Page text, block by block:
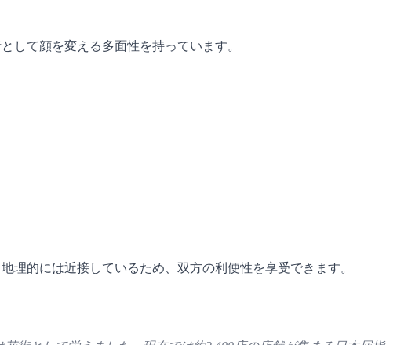
して顔を変える多面性を持っています。
的には近接しているため、双方の利便性を享受できます。